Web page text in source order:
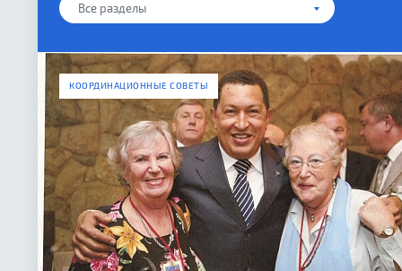
Все разделы
КООРДИНАЦИОННЫЕ СОВЕТЫ